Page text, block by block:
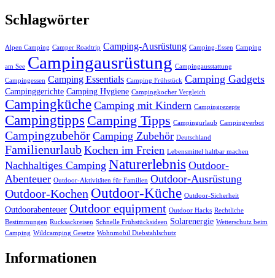
Schlagwörter
Alpen Camping Camper Roadtrip Camping-Ausrüstung Camping-Essen Camping
am See Campingausrüstung Campingausstattung
Campingessen Camping Essentials Camping Frühstück Camping Gadgets
Campinggerichte Camping Hygiene Campingkocher Vergleich
Campingküche Camping mit Kindern Campingrezepte
Campingtipps Camping Tipps Campingurlaub Campingverbot
Campingzubehör Camping Zubehör Deutschland
Familienurlaub Kochen im Freien Lebensmittel haltbar machen
Nachhaltiges Camping Naturerlebnis Outdoor-
Abenteuer Outdoor-Aktivitäten für Familien Outdoor-Ausrüstung
Outdoor-Kochen Outdoor-Küche Outdoor-Sicherheit
Outdoorabenteuer Outdoor equipment Outdoor Hacks Rechtliche
Bestimmungen Rucksackreisen Schnelle Frühstücksideen Solarenergie Wetterschutz beim
Camping Wildcamping Gesetze Wohnmobil Diebstahlschutz
Informationen